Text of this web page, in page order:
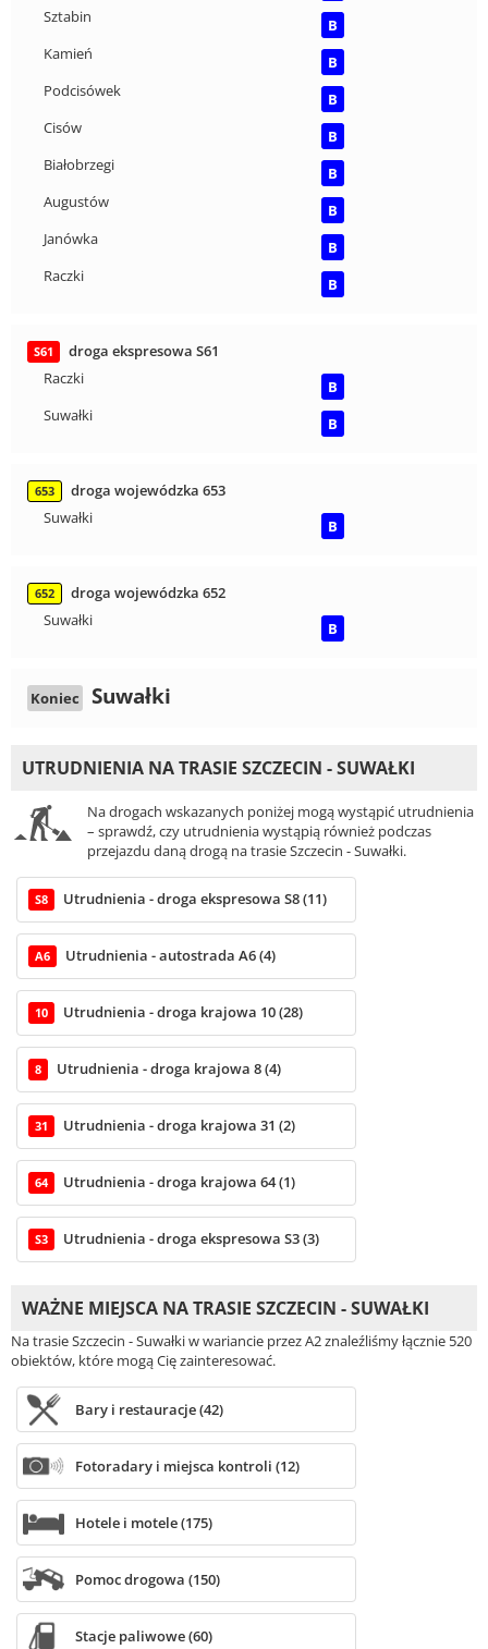
Sztabin
B
Kamień
B
Podcisówek
B
Cisów
B
Białobrzegi
B
Augustów
B
Janówka
B
Raczki
B
S61
droga ekspresowa S61
Raczki
B
Suwałki
B
653
droga wojewódzka 653
Suwałki
B
652
droga wojewódzka 652
Suwałki
B
Koniec Suwałki
UTRUDNIENIA NA TRASIE SZCZECIN - SUWAŁKI
Na drogach wskazanych poniżej mogą wystąpić utrudnienia
– sprawdź, czy utrudnienia wystąpią również podczas
przejazdu daną drogą na trasie Szczecin - Suwałki.
S8 Utrudnienia - droga ekspresowa S8 (11)
A6 Utrudnienia - autostrada A6 (4)
10 Utrudnienia - droga krajowa 10 (28)
8 Utrudnienia - droga krajowa 8 (4)
31 Utrudnienia - droga krajowa 31 (2)
64 Utrudnienia - droga krajowa 64 (1)
S3 Utrudnienia - droga ekspresowa S3 (3)
WAŻNE MIEJSCA NA TRASIE SZCZECIN - SUWAŁKI
Na trasie Szczecin - Suwałki w wariancie przez A2 znaleźliśmy łącznie 520
obiektów, które mogą Cię zainteresować.
Bary i restauracje (42)
Fotoradary i miejsca kontroli (12)
Hotele i motele (175)
Pomoc drogowa (150)
Stacje paliwowe (60)